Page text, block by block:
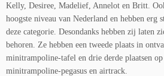
Kelly, Desiree, Madelief, Annelot en Britt.
hoogste niveau van Nederland en hebben erg
deze categorie. Desondanks hebben zij laten
behoren. Ze hebben een tweede plaats in
minitrampoline-tafel en drie derde plaatsen
minitrampoline-pegasus en airtrack.